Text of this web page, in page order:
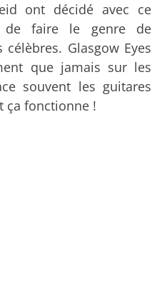
ont décidé avec ce
de faire le genre de
Glasgow Eyes
que jamais sur les
souvent les guitares
ça fonctionne !